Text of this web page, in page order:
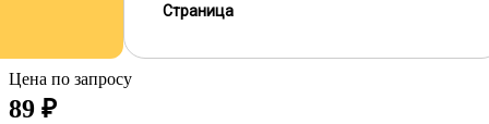
Страница
Цена по запросу
89 ₽